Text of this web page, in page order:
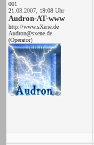
001
21.03.2007, 19:08 Uhr
Audron-AT-www
http://www.sXene.de
Audron@sxene.de
(Operator)